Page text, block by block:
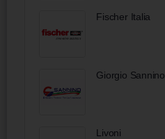
Fischer Italia
Giorgio Sannino
Livoni